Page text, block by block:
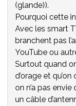
(glande)).
Pourquoi cette
Avec les smart
branchent pas
YouTube ou
Surtout quand
d’orage et
on n’a pas
un câble